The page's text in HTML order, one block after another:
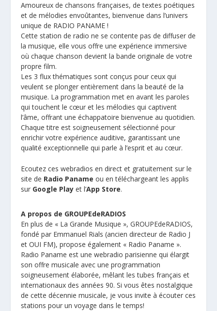
Amoureux de chansons françaises, de textes poétiques
et de mélodies envoûtantes, bienvenue dans l’univers
unique de RADIO PANAME !
Cette station de radio ne se contente pas de diffuser de
la musique, elle vous offre une expérience immersive
où chaque chanson devient la bande originale de votre
propre film.
Les 3 flux thématiques sont conçus pour ceux qui
veulent se plonger entièrement dans la beauté de la
musique. La programmation met en avant les paroles
qui touchent le cœur et les mélodies qui captivent
l’âme, offrant une échappatoire bienvenue au quotidien.
Chaque titre est soigneusement sélectionné pour
enrichir votre expérience auditive, garantissant une
qualité exceptionnelle qui parle à l’esprit et au cœur.
Ecoutez ces webradios en direct et gratuitement sur le
site de Radio Paname ou en téléchargeant les applis
sur Google Playet l’App Store.
A propos de GROUPEdeRADIOS
En plus de « La Grande Musique », GROUPEdeRADIOS,
fondé par Emmanuel Rials (ancien directeur de Radio J
et OUI FM), propose également « Radio Paname ».
Radio Paname est une webradio parisienne qui élargit
son offre musicale avec une programmation
soigneusement élaborée, mêlant les tubes français et
internationaux des années 90. Si vous êtes nostalgique
de cette décennie musicale, je vous invite à écouter ces
stations pour un voyage dans le temps!